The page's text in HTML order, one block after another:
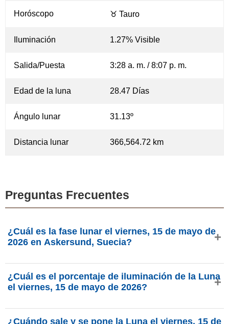
Horóscopo ♉ Tauro
Iluminación 1.27% Visible
Salida/Puesta 3:28 a. m. / 8:07 p. m.
Edad de la luna 28.47 Días
Ángulo lunar 31.13º
Distancia lunar 366,564.72 km
Preguntas Frecuentes
¿Cuál es la fase lunar el viernes, 15 de mayo de
2026 en Askersund, Suecia?
Luna está en la fase Luna nueva con 1.27% de
iluminación, tiene 28.47 días de edad y se encuentra en la
¿Cuál es el porcentaje de iluminación de la Luna
el viernes, 15 de mayo de 2026?
¿Cuándo sale y se pone la Luna el viernes, 15 de